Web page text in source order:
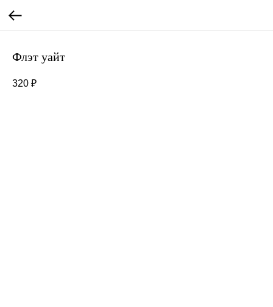
Флэт уайт
320 ₽